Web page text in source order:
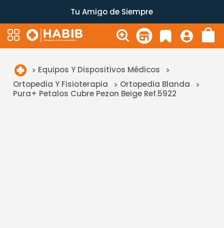
Tu Amigo de Siempre
Equipos Y Dispositivos Médicos
Ortopedia Y Fisioterapia
Ortopedia Blanda
Pura+ Petalos Cubre Pezon Beige Ref.5922